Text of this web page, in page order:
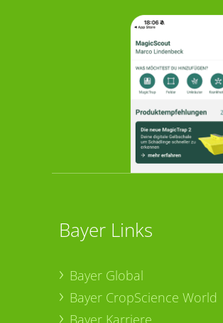
Bayer Links
Bayer Global
Bayer CropScience World
Bayer Karriere